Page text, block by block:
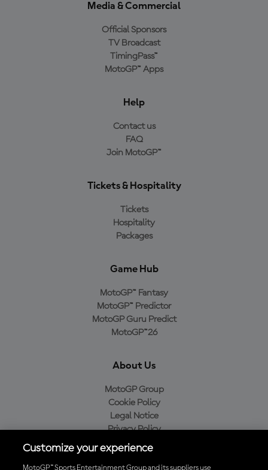
Media & Commercial
Official Sponsors
TV Broadcast
TimingPass™
MotoGP™ Apps
Help
Contact us
FAQ
Join MotoGP™
Tickets & Hospitality
Tickets
Hospitality
Packages
Game Hub
MotoGP™ Fantasy
MotoGP™ Predictor
MotoGP Guru Predict
MotoGP™26
About Us
MotoGP Group
Cookie Policy
Legal Notice
Privacy Policy
Purchase Policy
Customize your experience
MotoGP™ Sports Entertainment Group and its suppliers use